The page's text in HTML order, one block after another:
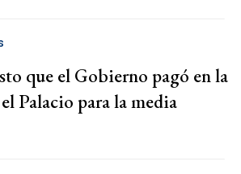
que el Gobierno pagó en la
Palacio para la media